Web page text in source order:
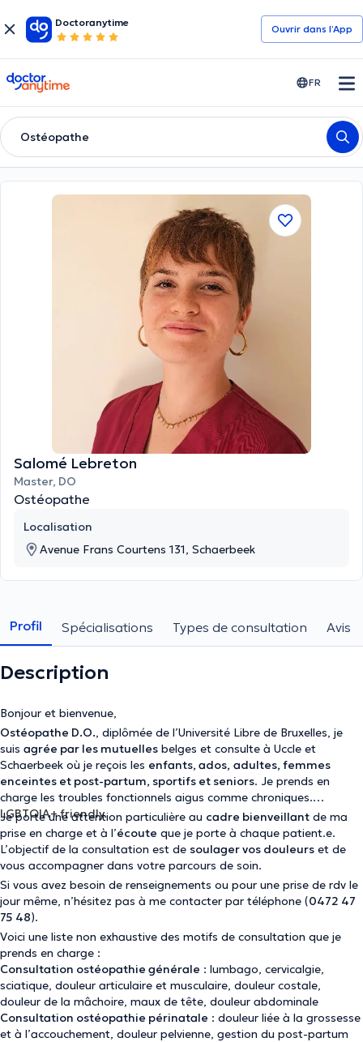
Doctoranytime
Ouvrir dans l’App
doctoranytime FR
Ostéopathe
Salomé Lebreton
Master, DO
Ostéopathe
Localisation
Avenue Frans Courtens 131, Schaerbeek
Profil Spécialisations Types de consultation Avis
Description
Bonjour et bienvenue,
Ostéopathe D.O., diplômée de l’Université Libre de Bruxelles, je
suis agrée par les mutuelles belges et consulte à Uccle et
Schaerbeek où je reçois les enfants, ados, adultes, femmes
enceintes et post-partum, sportifs et seniors. Je prends en
charge les troubles fonctionnels aigus comme chroniques.
LGBTQIA+ friendly.
Je porte une attention particulière au cadre bienveillant de ma
prise en charge et à l’écoute que je porte à chaque patient.e.
L’objectif de la consultation est de soulager vos douleurs et de
vous accompagner dans votre parcours de soin.
Si vous avez besoin de renseignements ou pour une prise de rdv le
jour même, n’hésitez pas à me contacter par téléphone (0472 47
75 48).
Voici une liste non exhaustive des motifs de consultation que je
prends en charge :
Consultation ostéopathie générale : lumbago, cervicalgie,
sciatique, douleur articulaire et musculaire, douleur costale,
douleur de la mâchoire, maux de tête, douleur abdominale
Consultation ostéopathie périnatale : douleur liée à la grossesse
et à l’accouchement, douleur pelvienne, gestion du post-partum